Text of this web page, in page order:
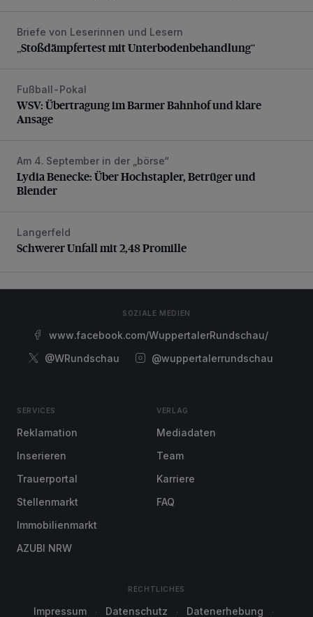
„Stoßdämpfertest mit Unterbodenbehandlung“
Briefe von Leserinnen und Lesern
„Stoßdämpfertest mit Unterbodenbehandlung“
WSV: Übertragung im Barmer Bahnhof und klare Ansage
Fußball-Pokal
WSV: Übertragung im Barmer Bahnhof und klare
Ansage
Lydia Benecke: Über Hochstapler, Betrüger und Blender
Am 4. September in der „börse“
Lydia Benecke: Über Hochstapler, Betrüger und
Blender
Schwerer Unfall mit 2,48 Promille
Langerfeld
Schwerer Unfall mit 2,48 Promille
SOZIALE MEDIEN
www.facebook.com/WuppertalerRundschau/
@WRundschau
@wuppertalerrundschau
SERVICES
Reklamation
Inserieren
Trauerportal
Stellenmarkt
Immobilienmarkt
AZUBI NRW
VERLAG
Mediadaten
Team
Karriere
FAQ
RECHTLICHES
Impressum Datenschutz Datenerhebung